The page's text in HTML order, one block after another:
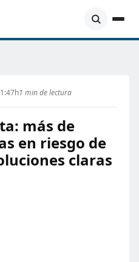
1 min de lectura
más de
en riesgo de
claras